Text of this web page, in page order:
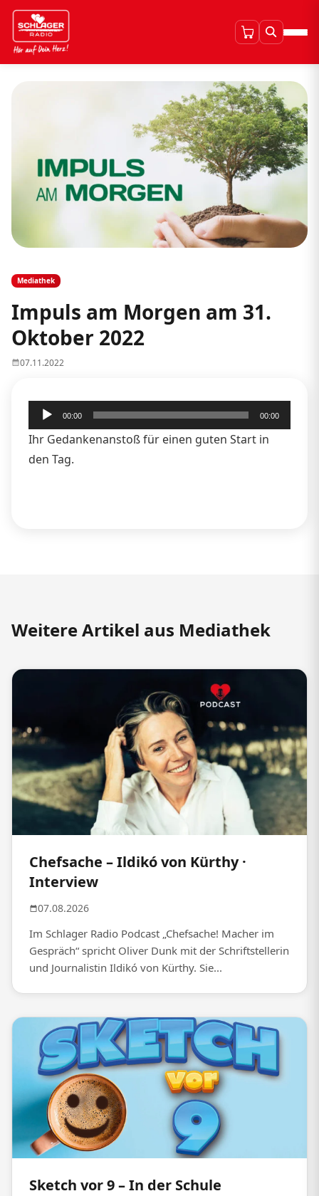
Mediathek
Impuls am Morgen am 31.
Oktober 2022
07.11.2022
Audio-
Player
00:00 00:00
Ihr Gedankenanstoß für einen guten Start in
den Tag.
Weitere Artikel aus Mediathek
Chefsache – Ildikó von Kürthy ·
Interview
07.08.2026
Im Schlager Radio Podcast „Chefsache! Macher im
Gespräch“ spricht Oliver Dunk mit der Schriftstellerin
und Journalistin Ildikó von Kürthy. Sie...
Sketch vor 9 – In der Schule